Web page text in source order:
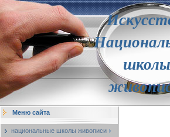
школы
Меню сайта
национальные школы живописи